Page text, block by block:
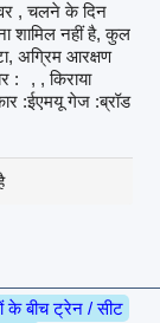
, चलने के दिन
शामिल नहीं है, कुल
अग्रिम आरक्षण
:
, , किराया
:ईएमयू गेज :ब्रॉड
के बीच ट्रेन / सीट